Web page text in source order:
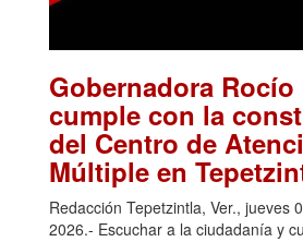
Gobernadora Rocío
cumple con la
del Centro de
Múltiple en
Redacción Tepetzintla, Ver., jueves
2026.- Escuchar a la ciudadanía y